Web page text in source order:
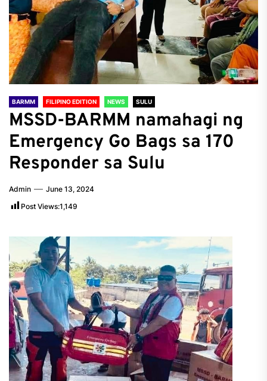
BARMM FILIPINO EDITION NEWS SULU
MSSD-BARMM namahagi ng
Emergency Go Bags sa 170
Responder sa Sulu
Admin
June 13, 2024
Post Views:1,149